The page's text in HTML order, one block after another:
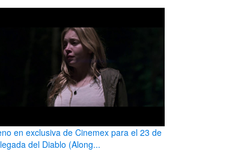
en exclusiva de Cinemex para el 23 de
del Diablo (Along...